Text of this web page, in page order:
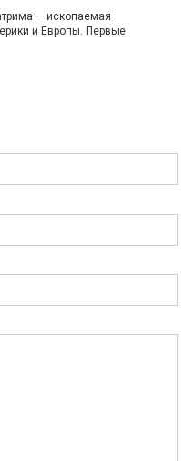
— ископаемая
и Европы. Первые